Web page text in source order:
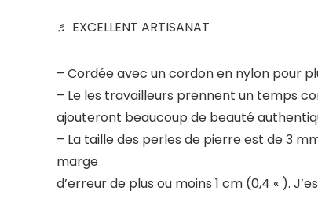
♬ EXCELLENT ARTISANAT
– Cordée avec un cordon en nylon pour
– Le les travailleurs prennent un temps
ajouteront beaucoup de beauté
– La taille des perles de pierre est de 3
marge
d’erreur de plus ou moins 1 cm (0,4 « ).